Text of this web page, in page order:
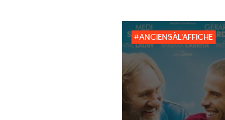
#ANCIENSÀL'AFFICHE